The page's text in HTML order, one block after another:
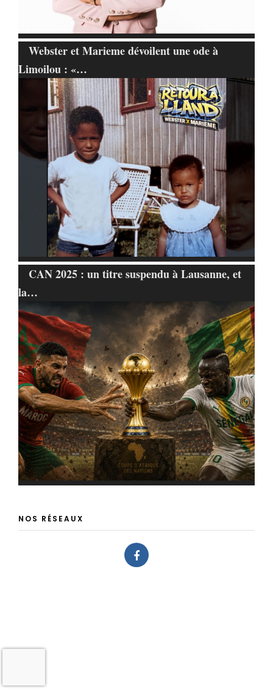
Webster et Marieme dévoilent une ode à
Limoilou : «…
CAN 2025 : un titre suspendu à Lausanne, et
la…
NOS RÉSEAUX